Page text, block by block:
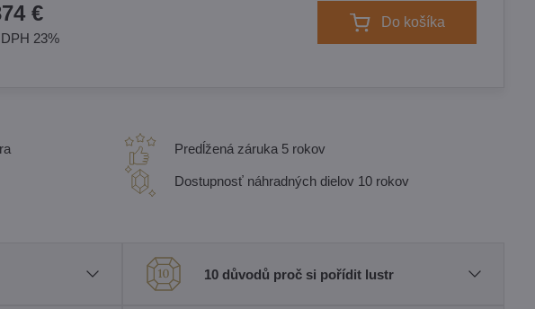
€
23%
Do košíka
Predĺžená záruka 5 rokov
Dostupnosť náhradných dielov 10 rokov
10 důvodů proč si pořídit lustr